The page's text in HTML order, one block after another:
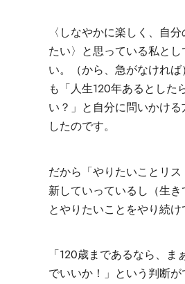
〈しなやかに楽しく、自
たい〉 と思っている私と
い。（から、急がなければ
も「人生120年あるとした
い？」と自分に問いかけ
したのです。
だから「やりたいことリ
新していっているし（生き
とやりたいことをやり続け
「120歳まであるなら、ま
でいいか！」という判断